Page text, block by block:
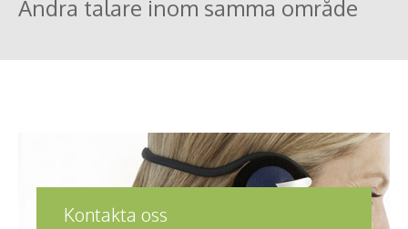
Andra talare inom samma område
Kontakta oss